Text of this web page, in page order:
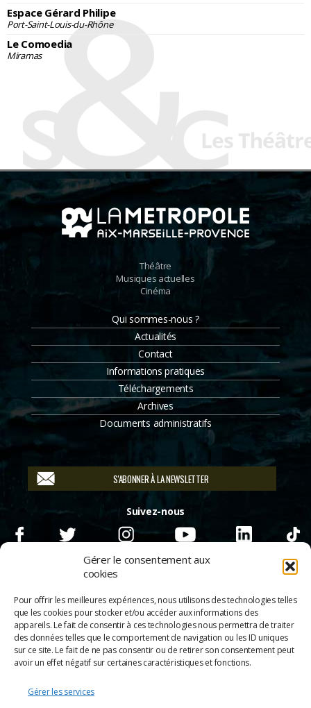
Gérer le consentement aux
cookies
Pour offrir les meilleures expériences, nous utilisons des technologies telles
que les cookies pour stocker et/ou accéder aux informations des
appareils. Le fait de consentir à ces technologies nous permettra de traiter
des données telles que le comportement de navigation ou les ID uniques
sur ce site. Le fait de ne pas consentir ou de retirer son consentement peut
avoir un effet négatif sur certaines caractéristiques et fonctions.
Gérer les services
Espace Gérard Philipe
Port-Saint-Louis-du-Rhône
Le Comoedia
Miramas
Théâtre
Musiques actuelles
Cinéma
Qui sommes-nous ?
Actualités
Contact
Informations pratiques
Téléchargements
Archives
Documents administratifs
S'ABONNER À LA NEWSLETTER
Suivez-nous